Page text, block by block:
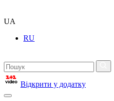
UA
RU
Відкрити у додатку